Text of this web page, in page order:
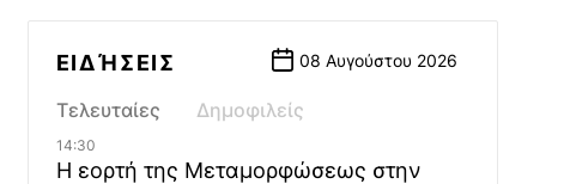
ΕΙΔΉΣΕΙΣ 08 Αυγούστου 2026
Τελευταίες Δημοφιλείς
14:30
Η εορτή της Μεταμορφώσεως στην